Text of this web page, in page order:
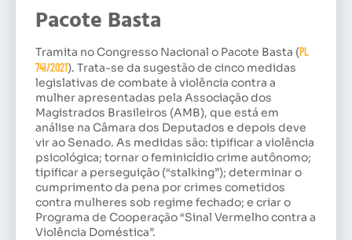
Pacote Basta
Tramita no Congresso Nacional o Pacote Basta (PL
741/2021). Trata-se da sugestão de cinco medidas
legislativas de combate à violência contra a
mulher apresentadas pela Associação dos
Magistrados Brasileiros (AMB), que está em
análise na Câmara dos Deputados e depois deve
vir ao Senado. As medidas são: tipificar a violência
psicológica; tornar o feminicídio crime autônomo;
tipificar a perseguição (“stalking”); determinar o
cumprimento da pena por crimes cometidos
contra mulheres sob regime fechado; e criar o
Programa de Cooperação “Sinal Vermelho contra a
Violência Doméstica”.